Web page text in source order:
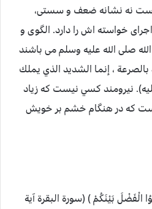
نه نشانه ضعف و سستی،
خواسته اش را دارد. الگوی و
صلی الله علیه وسلم می باشند
، إنما الشديد الذي يملك
نيرومند کسي نيست که زياد
که در هنگام خشم بر خويش
الْفَضْلَ بَيْنَكُمْ ) (سورة البقرة آية